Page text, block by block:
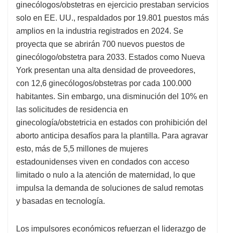
ginecólogos/obstetras en ejercicio prestaban servicios
solo en EE. UU., respaldados por 19.801 puestos más
amplios en la industria registrados en 2024. Se
proyecta que se abrirán 700 nuevos puestos de
ginecólogo/obstetra para 2033. Estados como Nueva
York presentan una alta densidad de proveedores,
con 12,6 ginecólogos/obstetras por cada 100.000
habitantes. Sin embargo, una disminución del 10% en
las solicitudes de residencia en
ginecología/obstetricia en estados con prohibición del
aborto anticipa desafíos para la plantilla. Para agravar
esto, más de 5,5 millones de mujeres
estadounidenses viven en condados con acceso
limitado o nulo a la atención de maternidad, lo que
impulsa la demanda de soluciones de salud remotas
y basadas en tecnología.
Los impulsores económicos refuerzan el liderazgo de